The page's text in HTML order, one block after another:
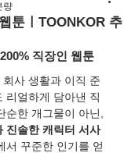
툰ㅣTOONKOR 추
량
직장인 웹툰
회사 생활과 이직 준
리얼하게 담아낸 직
순한 개그물이 아닌,
진솔한 캐릭터 서사
서 꾸준한 인기를 얻